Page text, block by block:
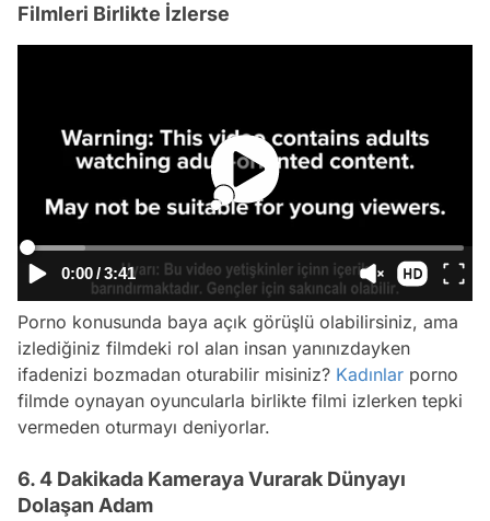
Filmleri Birlikte İzlerse
0:00/3:41
Porno konusunda baya açık görüşlü olabilirsiniz, ama
izlediğiniz filmdeki rol alan insan yanınızdayken
ifadenizi bozmadan oturabilir misiniz? Kadınlar porno
filmde oynayan oyuncularla birlikte filmi izlerken tepki
vermeden oturmayı deniyorlar.
6. 4 Dakikada Kameraya Vurarak Dünyayı
Dolaşan Adam